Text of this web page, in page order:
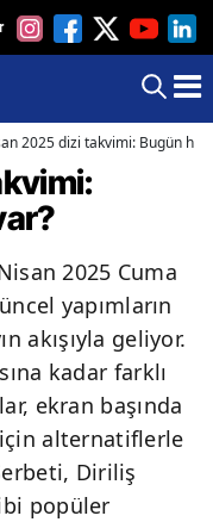
2025 dizi takvimi: Bugün
2025 Cuma
yapımların
akışıyla geliyor.
kadar farklı
ekran başında
alternatiflerle
Diriliş
popüler